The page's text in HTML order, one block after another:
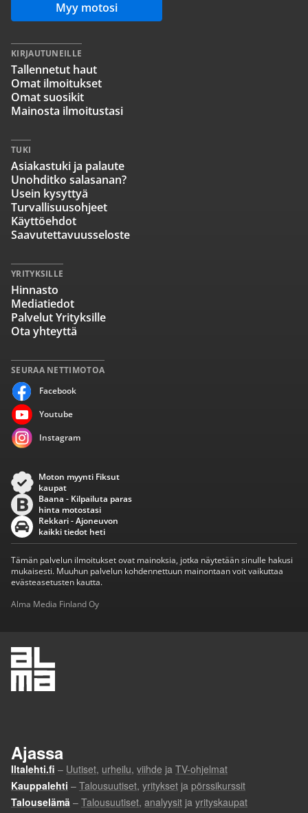
Myy motosi
SEURAA NETTIMOTOA
Facebook
Youtube
Instagram
KIRJAUTUNEILLE
Tallennetut haut
Omat ilmoitukset
Omat suosikit
Mainosta ilmoitustasi
TUKI
Asiakastuki ja palaute
Unohditko salasanan?
Usein kysyttyä
Turvallisuusohjeet
Käyttöehdot
Saavutettavuusseloste
YRITYKSILLE
Hinnasto
Mediatiedot
Palvelut Yrityksille
Ota yhteyttä
Moton myynti Fiksut
kaupat
Baana - Kilpailuta paras
hinta motostasi
Rekkari - Ajoneuvon
kaikki tiedot heti
Tämän palvelun ilmoitukset ovat mainoksia, jotka näytetään sinulle hakusi
mukaisesti. Muuhun palvelun kohdennettuun mainontaan voit vaikuttaa
evästeasetusten kautta.
Alma Media Finland Oy